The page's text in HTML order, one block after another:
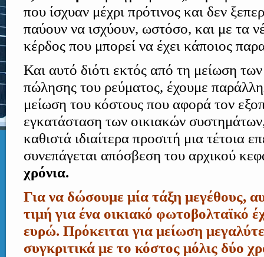
που ίσχυαν μέχρι πρότινος και δεν
παύουν να ισχύουν, ωστόσο, και με τα
κέρδος που μπορεί να έχει κάποιος
Και αυτό διότι εκτός από τη μείωση
πώλησης του ρεύματος, έχουμε
μείωση του κόστους που αφορά τον
εγκατάσταση των οικιακών
καθιστά ιδιαίτερα προσιτή μια τέτοια
συνεπάγεται απόσβεση του αρχικού
χρόνια.
Για να δώσουμε μία τάξη μεγέθους,
τιμή για ένα οικιακό φωτοβολταϊκό
ευρώ. Πρόκειται για μείωση
συγκριτικά με το κόστος μόλις δύο